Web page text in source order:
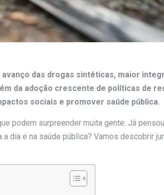
das drogas sintéticas, maior
da adoção crescente de políticas de
sociais e promover saúde pública.
podem surpreender muita gente. Já
dia e na saúde pública? Vamos descobrir